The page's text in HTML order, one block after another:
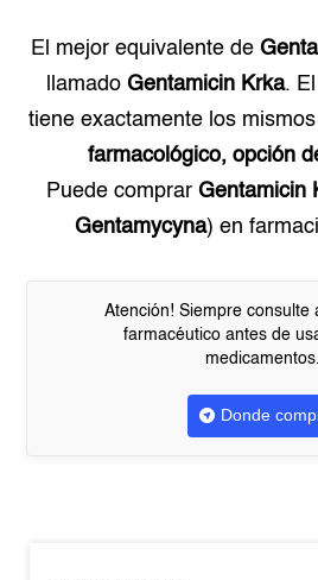
El mejor equivalente de
llamado Gentamicin Krka.
tiene exactamente los mismos
farmacológico, opción
Puede comprar Gentamicin
Gentamycyna) en
Atención! Siempre consulte
farmacéutico antes de
medicamentos.
Donde